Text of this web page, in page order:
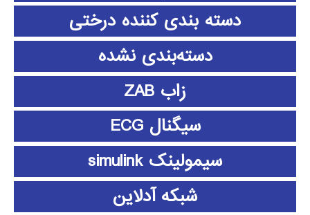
دسته بندی کننده درختی
دسته‌بندی نشده
زاب ZAB
سیگنال ECG
سیمولینک simulink
شبکه آدلاین